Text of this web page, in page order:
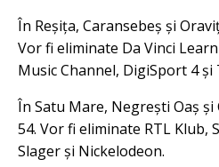
În Reșița, Caransebeș și
Vor fi eliminate Da Vinci
Music Channel, DigiSport 4 și
În Satu Mare, Negrești Oaș
54. Vor fi eliminate RTL Klub,
Slager și Nickelodeon.